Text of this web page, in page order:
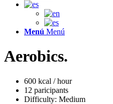
Menú Menú
Aerobics.
600 kcal / hour
12 paricipants
Difficulty: Medium